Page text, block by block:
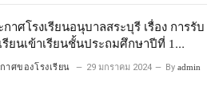
าศโรงเรียนอนุบาลสระบุรี เรื่อง การรับ
รียนเข้าเรียนชั้นประถมศึกษาปีที่ 1
งการห้องเรียนพิเศษ วิทยาศาสตร์ และ
าศของโรงเรียน 29 มกราคม 2024 By admin